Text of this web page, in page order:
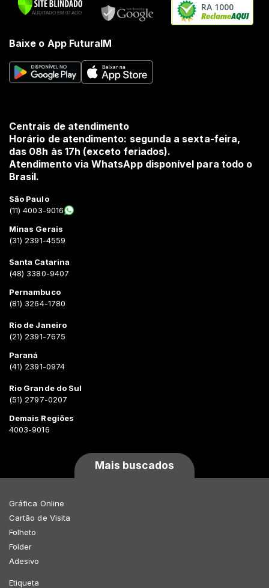
RA 1000
Baixe o App FuturaIM
Centrais de atendimento
Horário de atendimento: segunda a sexta-feira,
das 08h às 17h (exceto feriados).
Atendimento via WhatsApp disponível para todo o
Brasil.
São Paulo
(11) 4003-9016
Minas Gerais
(31) 2391-4559
Santa Catarina
(48) 3380-9407
Pernambuco
(81) 3264-1780
Rio de Janeiro
(21) 2391-7675
Paraná
(41) 2391-0974
Rio Grande do Sul
(51) 2797-0207
Demais Regiões
4003-9016
Mais buscados
Gráfica Online
Cartão de Visita
Folheto
Folder
Adesivo
Etiqueta